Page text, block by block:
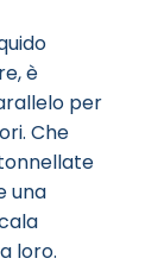
è
per
Che
una
loro.